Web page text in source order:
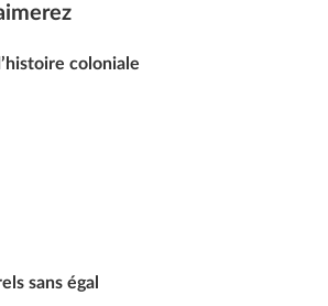
coloniale
sans égal